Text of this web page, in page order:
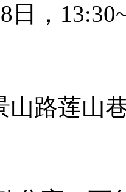
日，
山路莲山